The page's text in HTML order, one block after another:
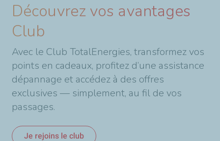
Découvrez vos avantages
Club
Avec le Club TotalEnergies, transformez vos
points en cadeaux, profitez d’une assistance
dépannage et accédez à des offres
exclusives — simplement, au fil de vos
passages.
Je rejoins le club